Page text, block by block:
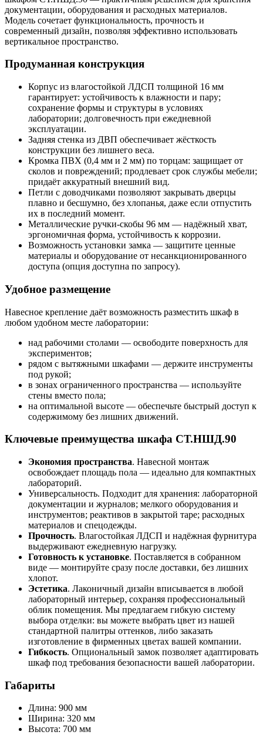
документации, оборудования и расходных материалов.
Модель сочетает функциональность, прочность и
современный дизайн, позволяя эффективно использовать
вертикальное пространство.
Продуманная конструкция
Корпус из влагостойкой ЛДСП толщиной 16 мм
гарантирует: устойчивость к влажности и пару;
сохранение формы и структуры в условиях
лаборатории; долговечность при ежедневной
эксплуатации.
Задняя стенка из ДВП обеспечивает жёсткость
конструкции без лишнего веса.
Кромка ПВХ (0,4 мм и 2 мм) по торцам: защищает от
сколов и повреждений; продлевает срок службы мебели;
придаёт аккуратный внешний вид.
Петли с доводчиками позволяют закрывать дверцы
плавно и бесшумно, без хлопанья, даже если отпустить
их в последний момент.
Металлические ручки‑скобы 96 мм — надёжный хват,
эргономичная форма, устойчивость к коррозии.
Возможность установки замка — защитите ценные
материалы и оборудование от несанкционированного
доступа (опция доступна по запросу).
Удобное размещение
Навесное крепление даёт возможность разместить шкаф в
любом удобном месте лаборатории:
над рабочими столами — освободите поверхность для
экспериментов;
рядом с вытяжными шкафами — держите инструменты
под рукой;
в зонах ограниченного пространства — используйте
стены вместо пола;
на оптимальной высоте — обеспечьте быстрый доступ к
содержимому без лишних движений.
Ключевые преимущества шкафа СТ.НШД.90
Экономия пространства. Навесной монтаж
освобождает площадь пола — идеально для компактных
лабораторий.
Универсальность. Подходит для хранения: лабораторной
документации и журналов; мелкого оборудования и
инструментов; реактивов в закрытой таре; расходных
материалов и спецодежды.
Прочность. Влагостойкая ЛДСП и надёжная фурнитура
выдерживают ежедневную нагрузку.
Готовность к установке. Поставляется в собранном
виде — монтируйте сразу после доставки, без лишних
хлопот.
Эстетика. Лаконичный дизайн вписывается в любой
лабораторный интерьер, сохраняя профессиональный
облик помещения. Мы предлагаем гибкую систему
выбора отделки: вы можете выбрать цвет из нашей
стандартной палитры оттенков, либо заказать
изготовление в фирменных цветах вашей компании.
Гибкость. Опциональный замок позволяет адаптировать
шкаф под требования безопасности вашей лаборатории.
Габариты
Длина: 900 мм
Ширина: 320 мм
Высота: 700 мм